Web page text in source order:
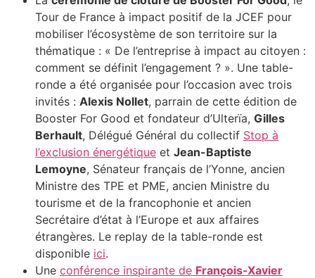
Tour de France à impact positif de la JCEF pour
mobiliser l’écosystème de son territoire sur la
thématique : « De l’entreprise à impact au citoyen :
comment se définit l’engagement ? ». Une table-
ronde a été organisée pour l’occasion avec trois
invités : Alexis Nollet, parrain de cette édition de
Booster For Good et fondateur d’Ulterïa, Gilles
Berhault, Délégué Général du collectif Stop à
l’exclusion énergétique et Jean-Baptiste
Lemoyne, Sénateur français de l’Yonne, ancien
Ministre des TPE et PME, ancien Ministre du
tourisme et de la francophonie et ancien
Secrétaire d’état à l’Europe et aux affaires
étrangères. Le replay de la table-ronde est
disponible ici.
Une conférence inspirante de François-Xavier